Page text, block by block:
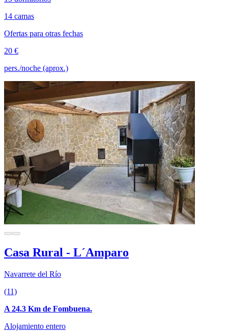
14 camas
Ofertas para otras fechas
20 €
pers./noche (aprox.)
Casa Rural - L´Amparo
Navarrete del Río
(11)
A 24.3 Km de Fombuena.
Alojamiento entero